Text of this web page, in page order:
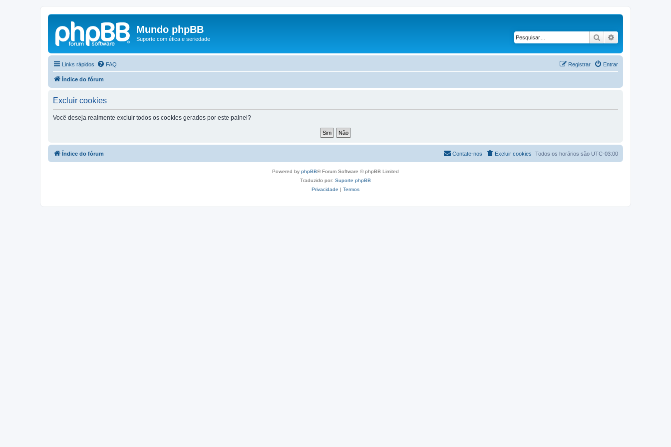
Mundo phpBB
Suporte com ética e seriedade Pesquisar
Links rápidos FAQ Entrar
Registrar
Índice do fórum
Excluir cookies
Você deseja realmente excluir todos os cookies gerados por este painel?
Índice do fórum Todos os horários são UTC-03:00
Excluir cookies
Contate-nos
Powered by phpBB® Forum Software © phpBB Limited
Traduzido por: Suporte phpBB
Privacidade | Termos